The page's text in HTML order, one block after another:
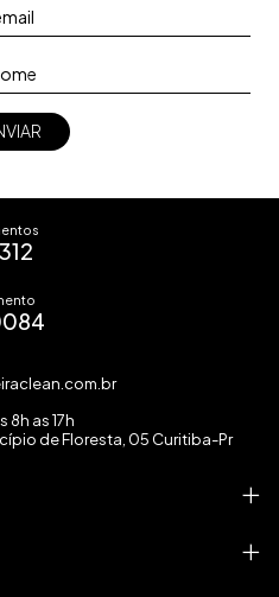
8h as 17h
de Floresta, 05 Curitiba-Pr